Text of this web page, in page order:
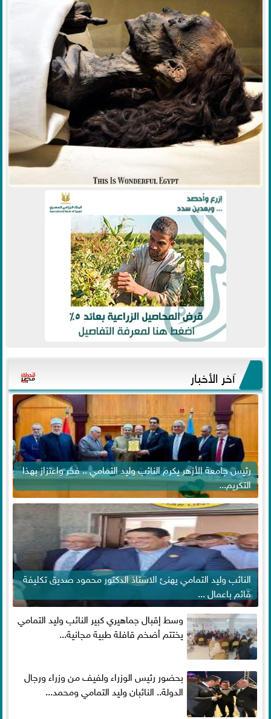
آخر الأخبار
رئيس جامعة الأزهر يكرم النائب وليد التمامي .. فخر واعتزاز بهذا
التكريم...
النائب وليد التمامي يهنئ الاستاذ الدكتور محمود صديق تكليفة
قائم باعمال ...
وسط إقبال جماهيري كبير النائب وليد التمامي
يختتم أضخم قافلة طبية مجانية...
بحضور رئيس الوزراء ولفيف من وزراء ورجال
الدولة.. النائبان وليد التمامي ومحمد...